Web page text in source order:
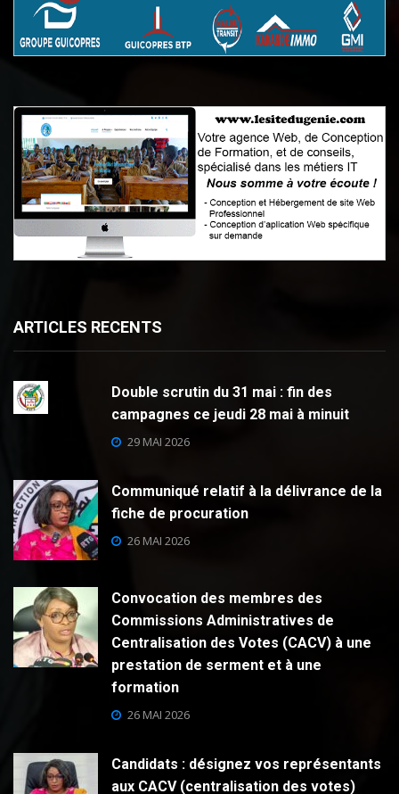
ARTICLES RECENTS
Double scrutin du 31 mai : fin des
campagnes ce jeudi 28 mai à minuit
29 MAI 2026
Communiqué relatif à la délivrance de la
fiche de procuration
26 MAI 2026
Convocation des membres des
Commissions Administratives de
Centralisation des Votes (CACV) à une
prestation de serment et à une
formation
26 MAI 2026
Candidats : désignez vos représentants
aux CACV (centralisation des votes)